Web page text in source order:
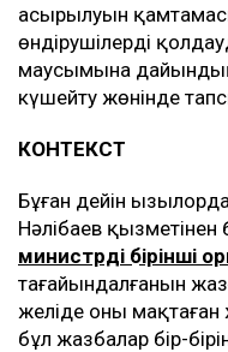
асырылуын
өндірушілерді
маусымына
күшейту жөнінде
КОНТЕКСТ
Бұған дейін
Нәлібаев
министрдің бірінші
тағайындалғанын
желіде оны
бұл жазбалар бір-